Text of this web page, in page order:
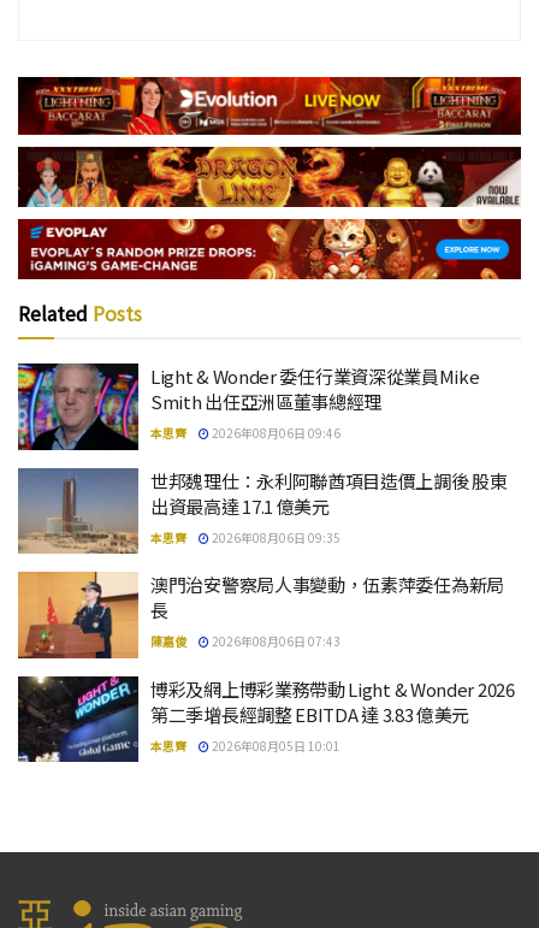
Related Posts
Light & Wonder 委任行業資深從業員Mike
Smith 出任亞洲區董事總經理
本思齊 2026年08月06日 09:46
世邦魏理仕：永利阿聯酋項目造價上調後 股東
出資最高達 17.1 億美元
本思齊 2026年08月06日 09:35
澳門治安警察局人事變動，伍素萍委任為新局
長
陳嘉俊 2026年08月06日 07:43
博彩及網上博彩業務帶動 Light & Wonder 2026
第二季增長經調整 EBITDA 達 3.83 億美元
本思齊 2026年08月05日 10:01